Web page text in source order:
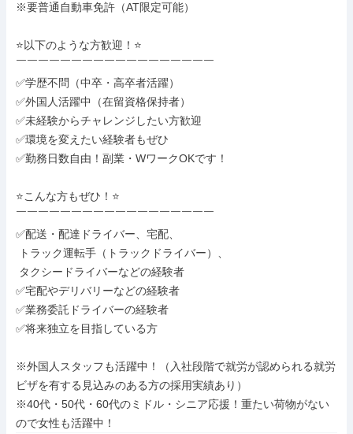
※要普通自動車免許（AT限定可能）
⭐以下のような方歓迎！⭐
￣￣￣￣￣￣￣￣￣￣￣￣￣￣￣￣￣￣
✅学歴不問（中卒・高卒者活躍）
✅外国人活躍中（在留資格保持者）
✅未経験からチャレンジしたい方歓迎
✅環境を変えたい経験者もぜひ
✅勤務日数自由！副業・WワークOKです！
⭐こんな方もぜひ！⭐
￣￣￣￣￣￣￣￣￣￣￣￣￣￣￣￣￣￣
✅配送・配達ドライバー、宅配、
✅宅配やデリバリーなどの経験者
✅業務委託ドライバーの経験者
✅将来独立を目指している方
※外国人スタッフも活躍中！（入社段階で就労が認められる就労
ビザを有する見込みのある方の採用実績あり）
※40代・50代・60代のミドル・シニア応援！重たい荷物がない
ので女性も活躍中！